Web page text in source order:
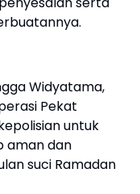
Widyatama,
Pekat
untuk
aman dan
suci Ramadan